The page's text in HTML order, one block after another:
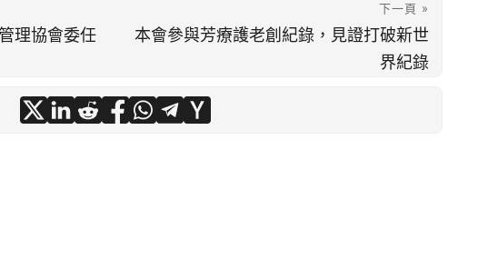
理協會委任
下一頁 »
本會參與芳療護老創紀錄，見證打破新世
界紀錄